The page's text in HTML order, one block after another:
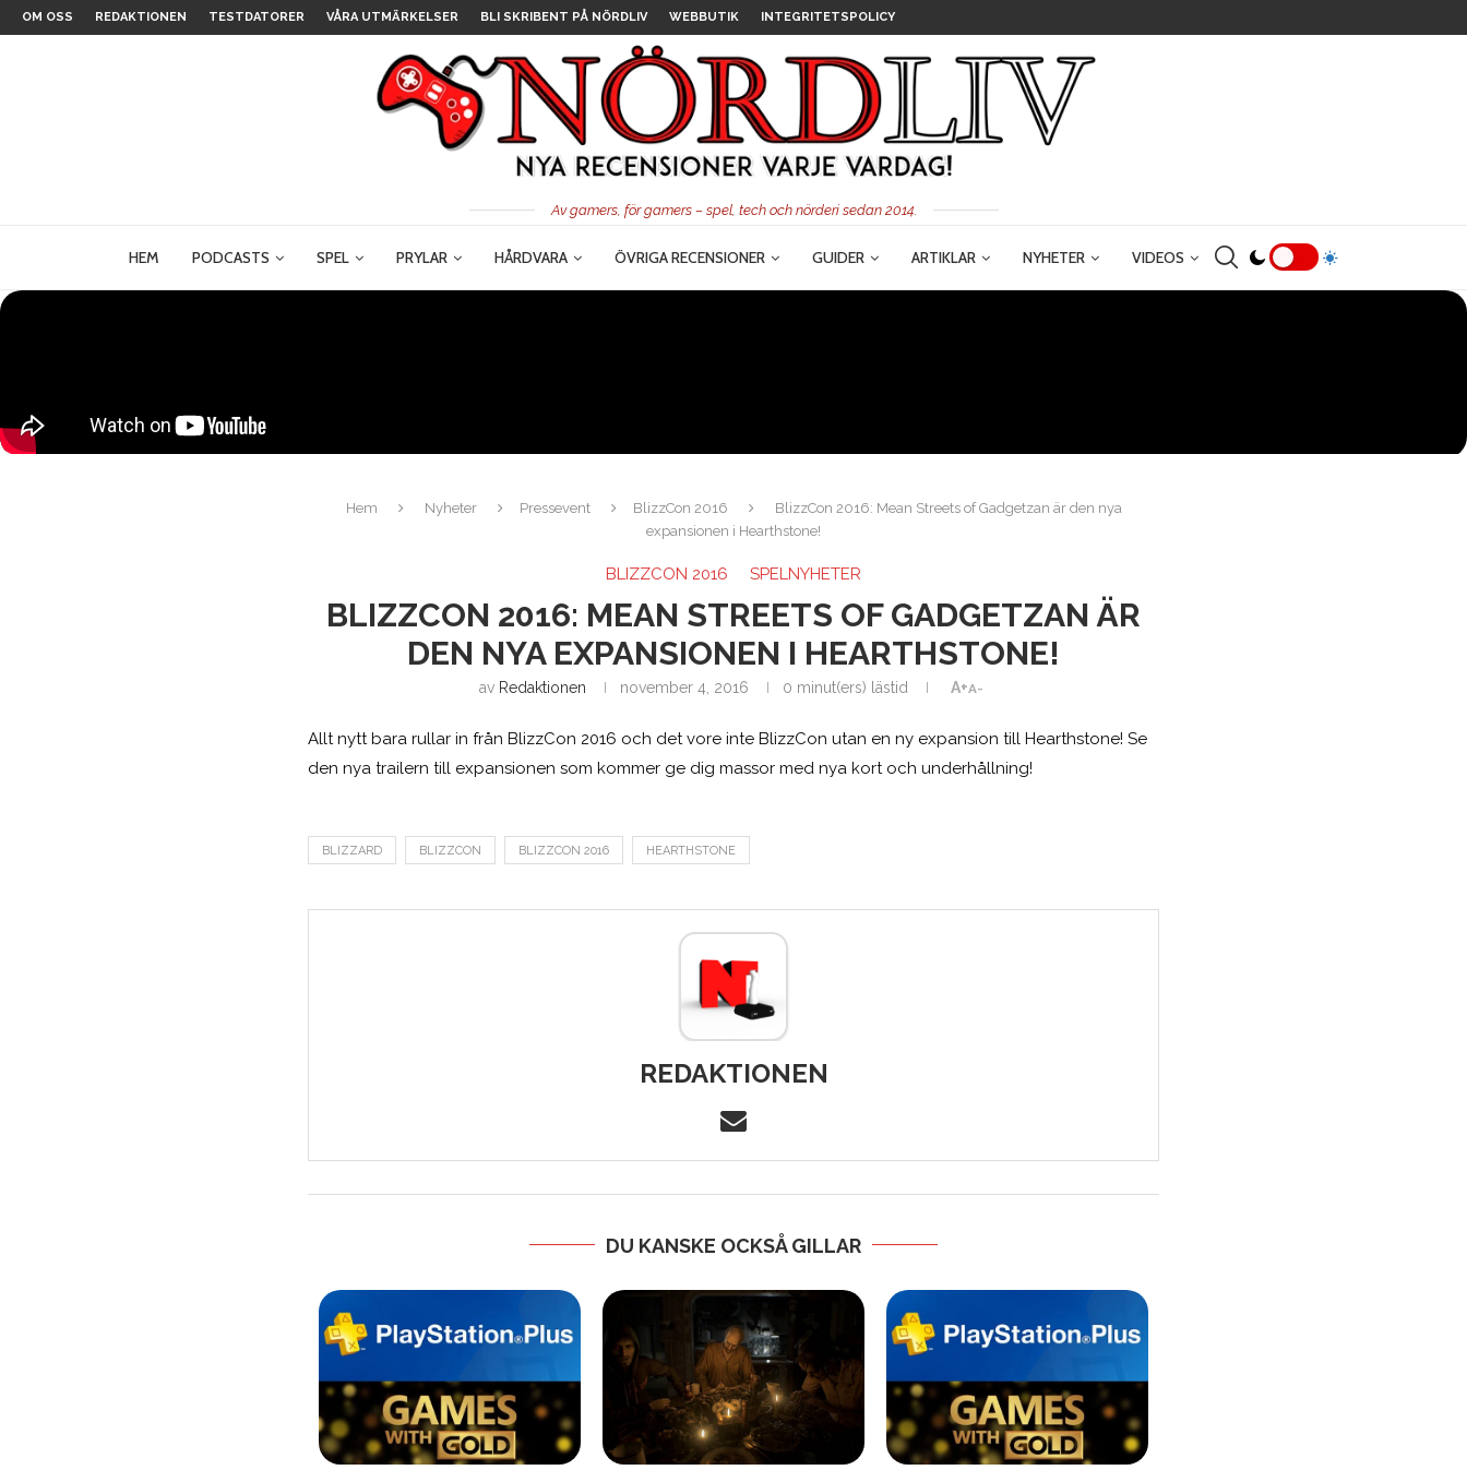
OM OSS REDAKTIONEN TESTDATORER VÅRA UTMÄRKELSER BLI SKRIBENT PÅ NÖRDLIV WEBBUTIK INTEGRITETSPOLICY
Av gamers, för gamers – spel, tech och nörderi sedan 2014.
HEM PODCASTS SPEL PRYLAR HÅRDVARA ÖVRIGA RECENSIONER GUIDER ARTIKLAR NYHETER VIDEOS
Hem Nyheter Pressevent BlizzCon 2016
BlizzCon 2016: Mean Streets of Gadgetzan är den nya
expansionen i Hearthstone!
BLIZZCON 2016 SPELNYHETER
BLIZZCON 2016: MEAN STREETS OF GADGETZAN ÄR
DEN NYA EXPANSIONEN I HEARTHSTONE!
av Redaktionen november 4, 2016 0 minut(ers) lästid A+A-
Allt nytt bara rullar in från BlizzCon 2016 och det vore inte BlizzCon utan en ny expansion till Hearthstone! Se
den nya trailern till expansionen som kommer ge dig massor med nya kort och underhållning!
BLIZZARD BLIZZCON BLIZZCON 2016 HEARTHSTONE
REDAKTIONEN
DU KANSKE OCKSÅ GILLAR